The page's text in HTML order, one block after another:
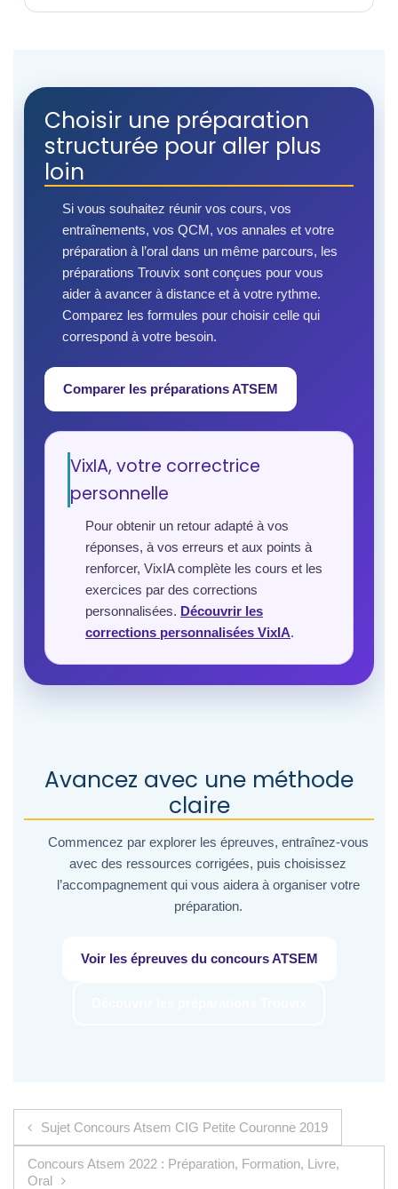
Choisir une préparation
structurée pour aller plus
loin
Si vous souhaitez réunir vos cours, vos
entraînements, vos QCM, vos annales et votre
préparation à l’oral dans un même parcours, les
préparations Trouvix sont conçues pour vous
aider à avancer à distance et à votre rythme.
Comparez les formules pour choisir celle qui
correspond à votre besoin.
Comparer les préparations ATSEM
VixIA, votre correctrice
personnelle
Pour obtenir un retour adapté à vos
réponses, à vos erreurs et aux points à
renforcer, VixIA complète les cours et les
exercices par des corrections
personnalisées. Découvrir les
corrections personnalisées VixIA.
Avancez avec une méthode
claire
Commencez par explorer les épreuves, entraînez-vous
avec des ressources corrigées, puis choisissez
l’accompagnement qui vous aidera à organiser votre
préparation.
Voir les épreuves du concours ATSEM
Navigation de l’article
Sujet Concours Atsem CIG Petite Couronne 2019
Concours Atsem 2022 : Préparation, Formation, Livre,
Oral